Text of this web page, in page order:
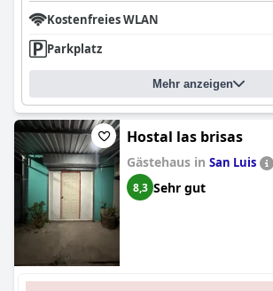
Kostenfreies WLAN
Parkplatz
Mehr anzeigen
Hostal las brisas
Gästehaus in San Luis
8,3 Sehr gut